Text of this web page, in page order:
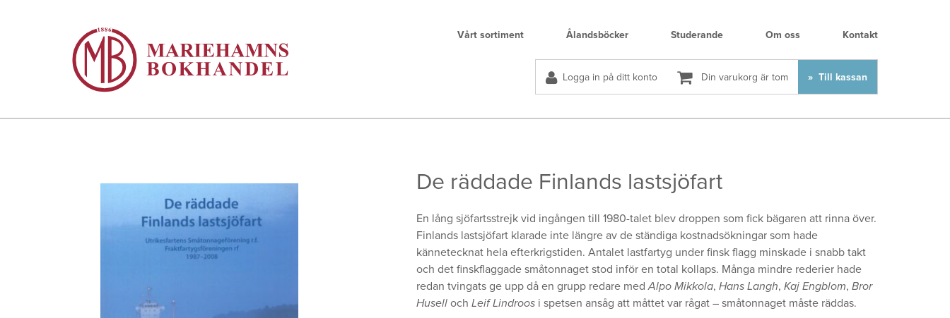
Vårt sortiment Ålandsböcker Studerande Om oss Kontakt
Logga in på ditt konto Din varukorg är tom Till kassan
De räddade Finlands lastsjöfart
En lång sjöfartsstrejk vid ingången till 1980-talet blev droppen som fick bägaren att rinna över.
Finlands lastsjöfart klarade inte längre av de ständiga kostnadsökningar som hade
kännetecknat hela efterkrigstiden. Antalet lastfartyg under finsk flagg minskade i snabb takt
och det finskflaggade småtonnaget stod inför en total kollaps. Många mindre rederier hade
redan tvingats ge upp då en grupp redare medAlpo Mikkola,Hans Langh,Kaj Engblom,Bror
Husell ochLeif Lindroos i spetsen ansåg att måttet var rågat – småtonnaget måste räddas.